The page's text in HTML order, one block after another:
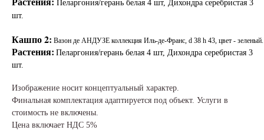
Пеларгония/герань белая 4 шт, Дихондра серебристая 3
шт.
Кашпо 2: Вазон де АНДУЗЕ коллекция Иль-де-Франс, d 38 h 43, цвет - зеленый.
Растения: Пеларгония/герань белая 4 шт, Дихондра серебристая 3
шт.
Изображение носит концептуальный характер.
Финальная комплектация адаптируется под объект. Услуги в
стоимость не включены.
Цена включает НДС 5%